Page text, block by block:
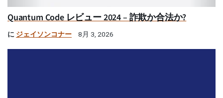
Quantum Code レビュー 2024 – 詐欺か合法か?
に ジェイソンコナー 8月 3, 2026